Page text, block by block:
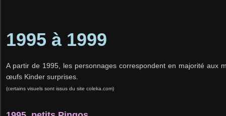
1995 à 1999
A partir de 1995, les personnages correspondent en majorité aux
œufs Kinder surprises.
(certains visuels sont issus du site coleka.com)